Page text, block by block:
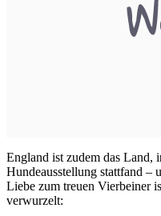
England ist zudem das Land,
Hundeausstellung stattfand –
Liebe zum treuen Vierbeiner
verwurzelt: